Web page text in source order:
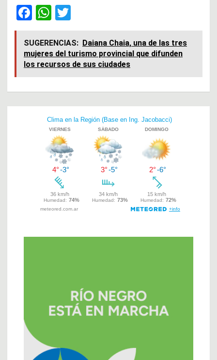
F
a
ce
b
o
o
k
W
h
at
s
A
p
p
wi
tt
er
SUGERENCIAS: Daiana Chaia, una de las tres
mujeres del turismo provincial que difunden
los recursos de sus ciudades
Navegación
entradas